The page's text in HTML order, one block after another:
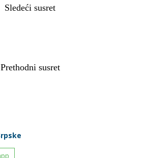
Sledeći susret
Prethodni susret